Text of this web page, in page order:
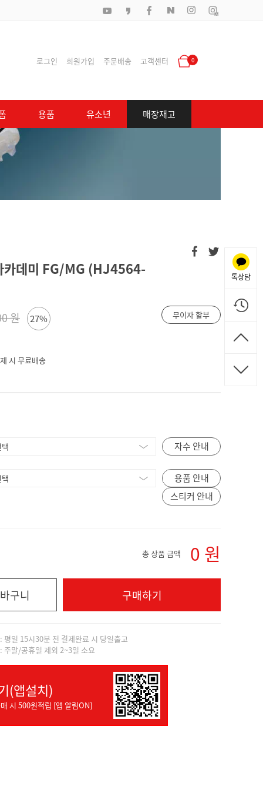
로그인 회원가입 주문배송 고객센터 0
용품 유소년 매장재고
카데미 FG/MG (HJ4564-
원 27% 무이자 할부
시 무료배송
자수 안내
용품 안내
스티커 안내
총 상품 금액 0 원
구니 구매하기
평일 15시30분 전 결제완료 시 당일출고
주말/공휴일 제외 2~3일 소요
(앱설치)
시 500원적립 [앱 알림ON]
톡상담